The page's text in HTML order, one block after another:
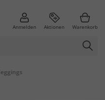
Anmelden Aktionen Warenkorb